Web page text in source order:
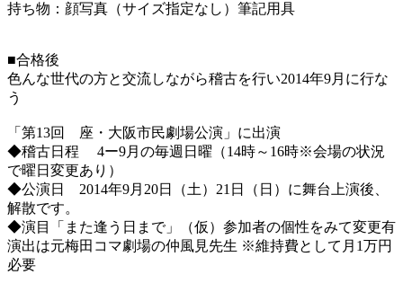
持ち物：顔写真（サイズ指定なし）筆記用具
■合格後
色んな世代の方と交流しながら稽古を行い2014年9月に行な
う
「第13回 座・大阪市民劇場公演」に出演
◆稽古日程 4ー9月の毎週日曜（14時～16時※会場の状況
で曜日変更あり）
◆公演日 2014年9月20日（土）21日（日）に舞台上演後、
解散です。
◆演目「また逢う日まで」（仮）参加者の個性をみて変更有
演出は元梅田コマ劇場の仲風見先生 ※維持費として月1万円
必要